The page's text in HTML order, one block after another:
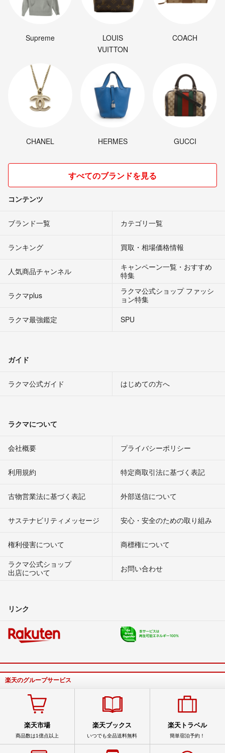
Supreme
LOUIS
VUITTON
COACH
CHANEL HERMES GUCCI
すべてのブランドを見る
コンテンツ
ブランド一覧 カテゴリ一覧
ランキング 買取・相場価格情報
人気商品チャンネル
キャンペーン一覧・おすすめ
特集
ラクマplus
ラクマ公式ショップ ファッシ
ョン特集
ラクマ最強鑑定
SPU
ガイド
ラクマ公式ガイド はじめての方へ
ラクマについて
会社概要 プライバシーポリシー
利用規約 特定商取引法に基づく表記
古物営業法に基づく表記 外部送信について
サステナビリティメッセージ 安心・安全のための取り組み
権利侵害について
商標権について
ラクマ公式ショップ
出店について
お問い合わせ
リンク
楽天のグループサービス
楽天市場
商品数は1億点以上
楽天ブックス
いつでも全品送料無料
楽天トラベル
簡単宿泊予約！